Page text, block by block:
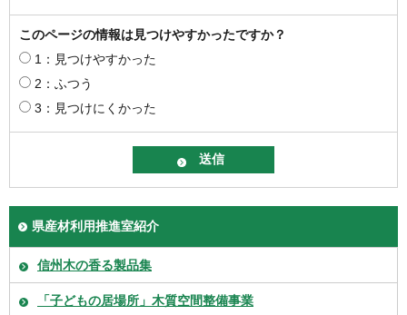
このページの情報は見つけやすかったですか？
1：見つけやすかった
2：ふつう
3：見つけにくかった
県産材利用推進室紹介
信州木の香る製品集
「子どもの居場所」木質空間整備事業